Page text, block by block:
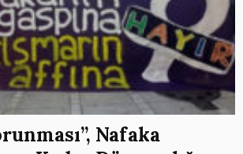
Nafaka